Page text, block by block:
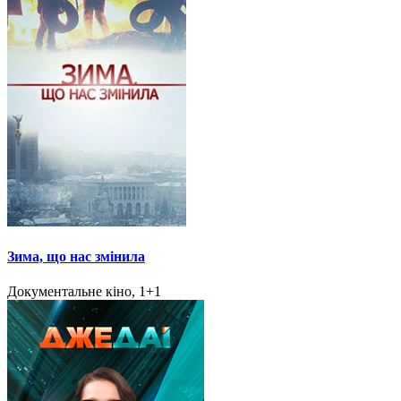
Зима, що нас змінила
Документальне кіно, 1+1